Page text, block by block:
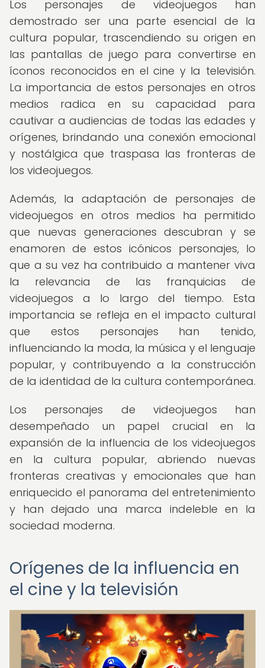
Los personajes de videojuegos han
demostrado ser una parte esencial de la
cultura popular, trascendiendo su origen en
las pantallas de juego para convertirse en
íconos reconocidos en el cine y la televisión.
La importancia de estos personajes en otros
medios radica en su capacidad para
cautivar a audiencias de todas las edades y
orígenes, brindando una conexión emocional
y nostálgica que traspasa las fronteras de
los videojuegos.
Además, la adaptación de personajes de
videojuegos en otros medios ha permitido
que nuevas generaciones descubran y se
enamoren de estos icónicos personajes, lo
que a su vez ha contribuido a mantener viva
la relevancia de las franquicias de
videojuegos a lo largo del tiempo. Esta
importancia se refleja en el impacto cultural
que estos personajes han tenido,
influenciando la moda, la música y el lenguaje
popular, y contribuyendo a la construcción
de la identidad de la cultura contemporánea.
Los personajes de videojuegos han
desempeñado un papel crucial en la
expansión de la influencia de los videojuegos
en la cultura popular, abriendo nuevas
fronteras creativas y emocionales que han
enriquecido el panorama del entretenimiento
y han dejado una marca indeleble en la
sociedad moderna.
Orígenes de la influencia en
el cine y la televisión